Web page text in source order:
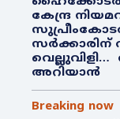
കേന്ദ്ര
സർക്കാരിന്
വെല്ലുവിളി…
അറിയാൻ
Breaking now